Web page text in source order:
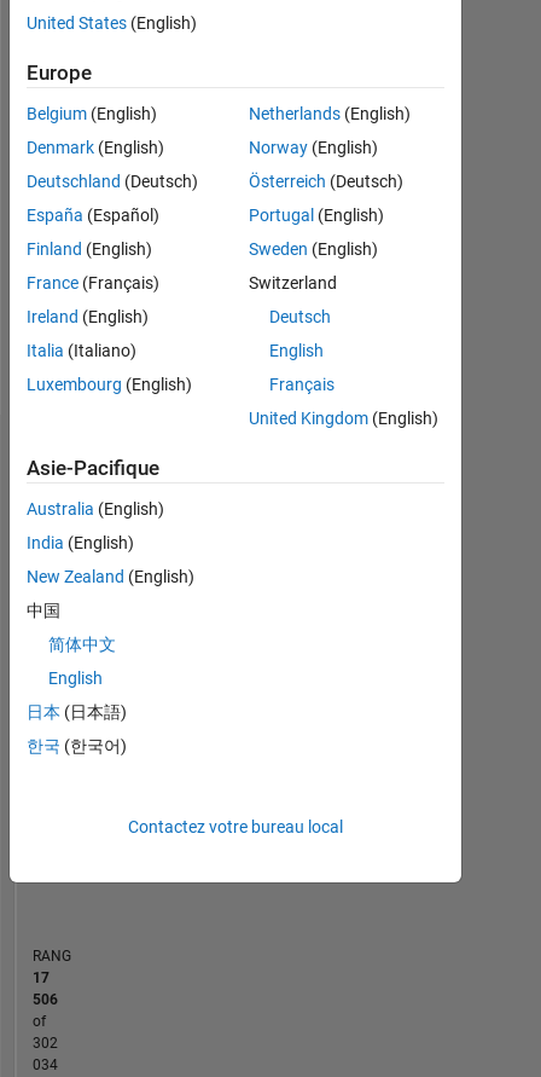
Followers:
Following:
0
Follow
Graduate
student
Mechanical
at
the
Twente
plus
Tableau de bord
Statistiques
MATLAB Answers
CONTRIBUTIONS L
1
RANG
17
506
of
302
034
United States (English)
Europe
Belgium (English)
Denmark (English)
Deutschland (Deutsch)
España (Español)
Finland (English)
France (Français)
Ireland (English)
Italia (Italiano)
Luxembourg (English)
Netherlands(English)
Norway(English)
Österreich (Deutsch)
Portugal (English)
Sweden (English)
Switzerland
Deutsch
English
Français
United Kingdom(English)
Asie-Pacifique
Australia (English)
India (English)
New Zealand (English)
中国
简体中文
English
日本 (日本語)
한국 (한국어)
Contactez votre bureau local